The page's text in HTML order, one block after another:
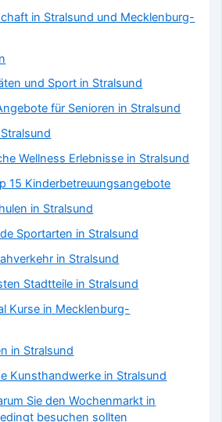
in Stralsund und Mecklenburg-
und Sport in Stralsund
für Senioren in Stralsund
Wellness Erlebnisse in Stralsund
15 Kinderbetreuungsangebote
in Stralsund
Sportarten in Stralsund
in Stralsund
Stadtteile in Stralsund
Kurse in Mecklenburg-
in Stralsund
Kunsthandwerke in Stralsund
Sie den Wochenmarkt in
besuchen sollten